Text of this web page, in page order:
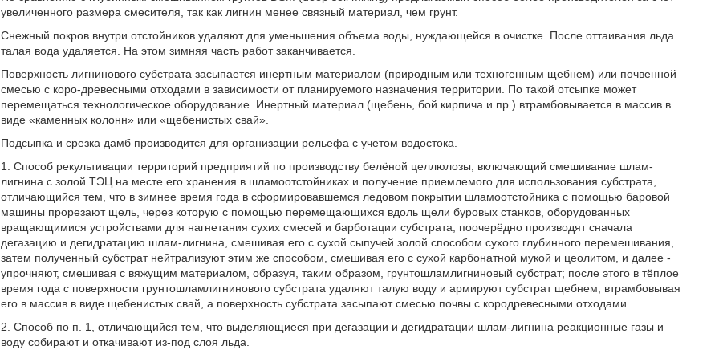
увеличенного размера смесителя, так как лигнин менее связный материал, чем грунт.
Снежный покров внутри отстойников удаляют для уменьшения объема воды, нуждающейся в очистке. После оттаивания льда
талая вода удаляется. На этом зимняя часть работ заканчивается.
Поверхность лигнинового субстрата засыпается инертным материалом (природным или техногенным щебнем) или почвенной
смесью с коро-древесными отходами в зависимости от планируемого назначения территории. По такой отсыпке может
перемещаться технологическое оборудование. Инертный материал (щебень, бой кирпича и пр.) втрамбовывается в массив в
виде «каменных колонн» или «щебенистых свай».
Подсыпка и срезка дамб производится для организации рельефа с учетом водостока.
1. Способ рекультивации территорий предприятий по производству белёной целлюлозы, включающий смешивание шлам-
лигнина с золой ТЭЦ на месте его хранения в шламоотстойниках и получение приемлемого для использования субстрата,
отличающийся тем, что в зимнее время года в сформировавшемся ледовом покрытии шламоотстойника с помощью баровой
машины прорезают щель, через которую с помощью перемещающихся вдоль щели буровых станков, оборудованных
вращающимися устройствами для нагнетания сухих смесей и барботации субстрата, поочерёдно производят сначала
дегазацию и дегидратацию шлам-лигнина, смешивая его с сухой сыпучей золой способом сухого глубинного перемешивания,
затем полученный субстрат нейтрализуют этим же способом, смешивая его с сухой карбонатной мукой и цеолитом, и далее -
упрочняют, смешивая с вяжущим материалом, образуя, таким образом, грунтошламлигниновый субстрат; после этого в тёплое
время года с поверхности грунтошламлигнинового субстрата удаляют талую воду и армируют субстрат щебнем, втрамбовывая
его в массив в виде щебенистых свай, а поверхность субстрата засыпают смесью почвы с кородревесными отходами.
2. Способ по п. 1, отличающийся тем, что выделяющиеся при дегазации и дегидратации шлам-лигнина реакционные газы и
воду собирают и откачивают из-под слоя льда.